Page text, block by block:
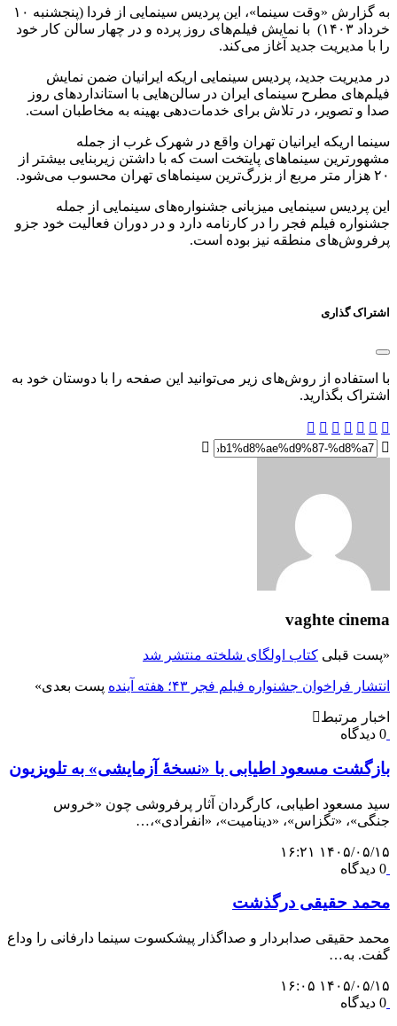
به گزارش «وقت سینما»، این پردیس سینمایی از فردا (پنجشنبه ۱۰
خرداد ۱۴۰۳) با نمایش فیلم‌های روز پرده و در چهار سالن کار خود
با مدیریت جدید آغاز می‌کند.
مدیریت جدید، پردیس سینمایی اریکه ایرانیان ضمن نمایش
مطرح سینمای ایران در سالن‌هایی با استانداردهای روز
و تصویر، در تلاش برای خدمات‌دهی بهینه به مخاطبان است.
اریکه ایرانیان تهران واقع در شهرک غرب از جمله
سینماهای پایتخت است که با داشتن زیربنایی بیشتر از
سینماهای تهران محسوب می‌شود.
پردیس سینمایی میزبانی جشنواره‌های سینمایی از جمله
فیلم فجر را در کارنامه دارد و در دوران فعالیت خود جزو
منطقه نیز بوده است.
گذاری
استفاده از روش‌های زیر می‌توانید این صفحه را با دوستان خود به
بگذارید.
vaghte
پست قبلی کتاب اولگای شلخته منتشر شد
فراخوان جشنواره فیلم فجر ۴۳؛ هفته آینده پست بعدی»
مرتبط
مسعود اطیابی با «نسخهٔ آزمایشی» به تلویزیون
مسعود اطیابی، کارگردان آثار پرفروشی چون «خروس
«تگزاس»، «دینامیت»، «انفرادی»،…
۰۵/۱۵ ۱۶:۲۱
حقیقی درگذشت
حقیقی صدابردار و صداگذار پیشکسوت سینما دارفانی را وداع
به…
۰۵/۱۵ ۱۶:۰۵